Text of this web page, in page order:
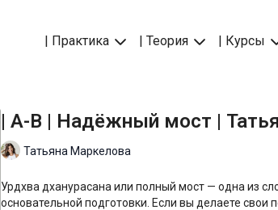
| Практика | Теория | Курсы
| A-B | Надёжный мост |
Татьяна Маркелова
Урдхва дханурасана или полный мост — одна из
основательной подготовки. Если вы делаете свои